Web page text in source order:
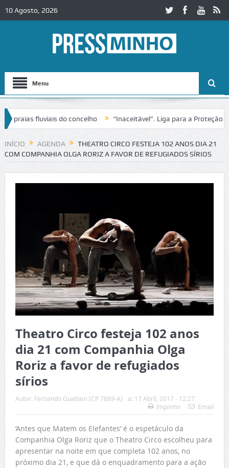
10 Agosto, 2026
Menu
fluviais do concelho “Inaceitável”. Liga para a Proteção da
trânsito no IC2 em Alcobaça Igreja do Castelo de Cerveira
INÍCIO AGENDA
THEATRO CIRCO FESTEJA 102 ANOS DIA 21
COM COMPANHIA OLGA RORIZ A FAVOR DE REFUGIADOS SÍRIOS
Theatro Circo festeja 102 anos
dia 21 com Companhia Olga
Roriz a favor de refugiados
sírios
Autor: Fernando Gualtieri (CP 7889-A) a: 17 Abril, 2017 - 12:27
Imprimir
Email
‘Antes que Matem os Elefantes’ é o espetáculo da
Companhia Olga Roriz que o Theatro Circo escolheu para
apresentar na noite em que completa 102 anos, no
próximo dia 21, e que dá o enquadramento para a ação